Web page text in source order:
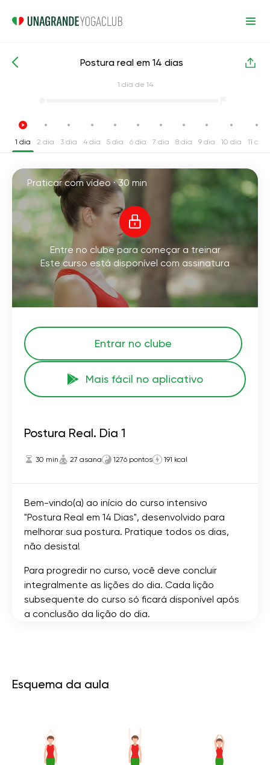
Cursos de yoga intensivos Voltar
Postura real em 14 dias
1 dia de 14
1 dia 2 dia 3 dia 4 dia 5 dia 6 dia 7 dia 8 dia 9 dia 10 dia 11 dia
Praticar com vídeo ·30 min
Entre no clube para começar a treinar
Este curso está disponível com assinatura
Entrar no clube
Mais fácil no aplicativo
Postura Real. Dia 1
30 min 27 asana 1276 pontos 191 kcal
Bem-vindo(a) ao início do curso intensivo
"Postura Real em 14 Dias", desenvolvido para
melhorar sua postura. Pratique todos os dias,
não desista!
Para progredir no curso, você deve concluir
integralmente as lições do dia. Cada lição
subsequente do curso só ficará disponível após
a conclusão da lição do dia.
Esquema da aula